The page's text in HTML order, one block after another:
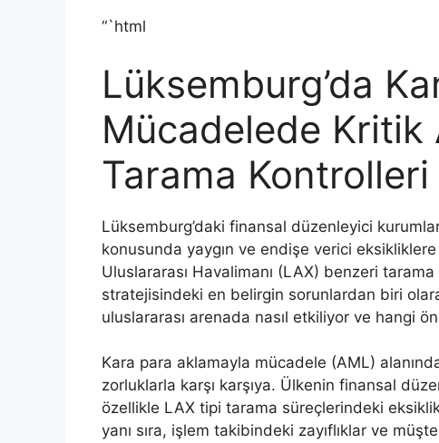
“`html
Lüksemburg’da
Mücadelede Kritik
Tarama
Lüksemburg’daki finansal düzenleyici
konusunda yaygın ve endişe verici
Uluslararası Havalimanı (LAX) benzeri
stratejisindeki en belirgin sorunlardan biri
uluslararası arenada nasıl etkiliyor ve hangi
Kara para aklamayla mücadele (AML)
zorluklarla karşı karşıya. Ülkenin finansal
özellikle LAX tipi tarama süreçlerindeki
yanı sıra, işlem takibindeki zayıflıklar ve